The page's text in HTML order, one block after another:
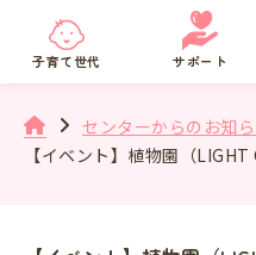
京都府
子育て世代 サポート
センターからのお知
【イベント】植物園（LIGHT